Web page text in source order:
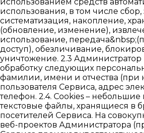
использования, в том числе сбор,
систематизация, накопление,
(обновление, изменение),
использование,
доступ), обезличивание,
уничтожение. 2.3
обработку следующих
фамилии, имени и отчества (при
пользователя Сервиса, адрес
телефон. 2.4. Cookies –
текстовые файлы, хранящиеся в
посетителей Сервиса. На
веб-проектов Администратора